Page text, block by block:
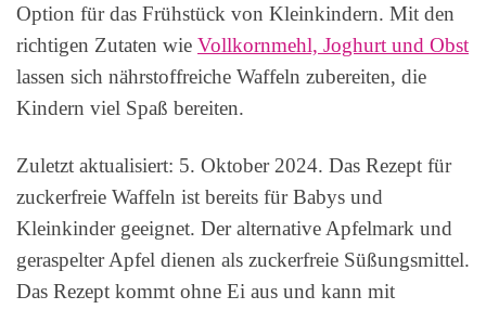
Option für das Frühstück von Kleinkindern. Mit den
richtigen Zutaten wie Vollkornmehl, Joghurt und Obst
lassen sich nährstoffreiche Waffeln zubereiten, die
Kindern viel Spaß bereiten.
Zuletzt aktualisiert: 5. Oktober 2024. Das Rezept für
zuckerfreie Waffeln ist bereits für Babys und
Kleinkinder geeignet. Der alternative Apfelmark und
geraspelter Apfel dienen als zuckerfreie Süßungsmittel.
Das Rezept kommt ohne Ei aus und kann mit